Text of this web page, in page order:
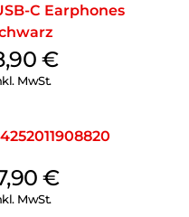
C Earphones
€
MwSt.
€
MwSt.